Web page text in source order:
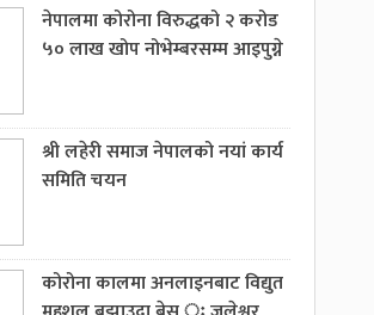
नेपालमा कोरोना विरुद्धको २ करोड
५० लाख खोप नोभेम्बरसम्म आइपुग्ने
श्री लहेरी समाज नेपालको नयां कार्य
समिति चयन
कोरोना कालमा अनलाइनबाट विद्युत